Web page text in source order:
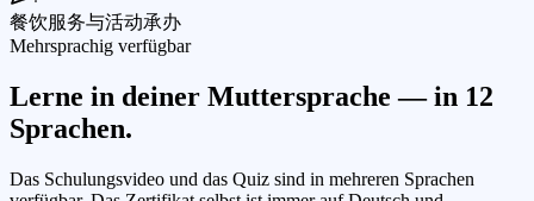
餐饮服务与活动承办
Mehrsprachig verfügbar
Lerne in deiner Muttersprache — in 12
Sprachen.
Das Schulungsvideo und das Quiz sind in mehreren Sprachen